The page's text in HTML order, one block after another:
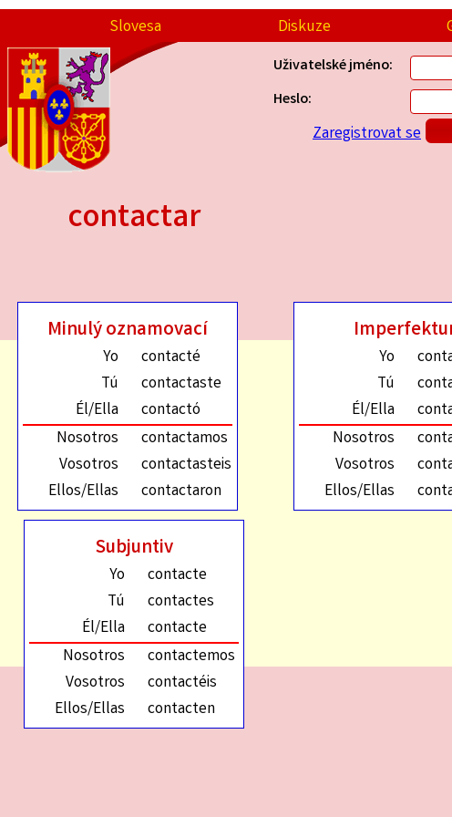
Slovesa Diskuze
Uživatelské jméno:
Heslo:
Zaregistrovat se
contactar
Minulý oznamovací
Yo
contacté
Tú
contactaste
Él/Ella
contactó
Nosotros
contactamos
Vosotros
contactasteis
Ellos/Ellas
contactaron
Yo
Tú
Él/Ella
Nosotros
Vosotros
Ellos/Ellas
Subjuntiv
Yo
contacte
Tú
contactes
Él/Ella
contacte
Nosotros
contactemos
Vosotros
contactéis
Ellos/Ellas
contacten